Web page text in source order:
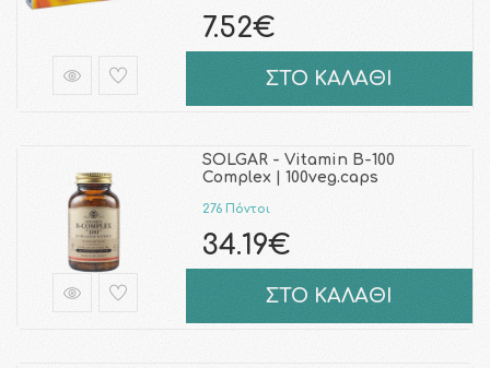
7.52€
ΣΤΟ ΚΑΛΑΘΙ
SOLGAR - Vitamin B-100
Complex | 100veg.caps
276 Πόντοι
34.19€
ΣΤΟ ΚΑΛΑΘΙ